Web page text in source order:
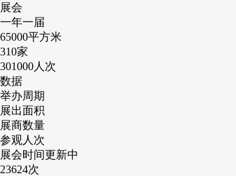
展会
一年一届
65000平方米
310家
301000人次
数据
举办周期
展出面积
展商数量
参观人次
展会时间更新中
23624次